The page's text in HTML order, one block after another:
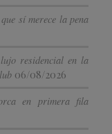
sí merece la pena
residencial en la
06/08/2026
en primera fila